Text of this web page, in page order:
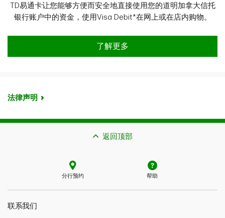
TD易通卡让您能够方便而安全地直接使用您的道明加拿大信托
银行账户中的资金，使用Visa Debit*在网上或在店内购物。
充分利用您的TD易通卡
了解更多
法律声明
返回顶部
分行预约 帮助
联系我们​​​​​​​